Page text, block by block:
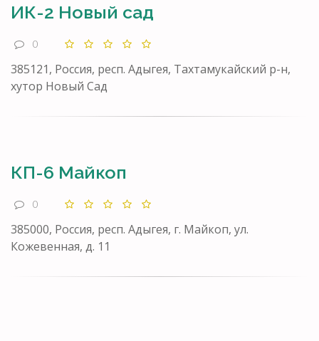
ИК-2 Новый сад
0
385121, Россия, респ. Адыгея, Тахтамукайский р-н,
хутор Новый Сад
КП-6 Майкоп
0
385000, Россия, респ. Адыгея, г. Майкоп, ул.
Кожевенная, д. 11